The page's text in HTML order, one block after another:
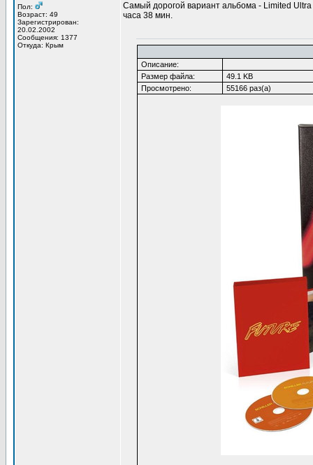
Пол:
Возраст: 49
Зарегистрирован:
20.02.2002
Сообщения: 1377
Откуда: Крым
Самый дорогой вариант альбома - Limited
часа 38 мин.
Описание:
Размер файла:
49.1 KB
Просмотрено:
55166 раз(а)